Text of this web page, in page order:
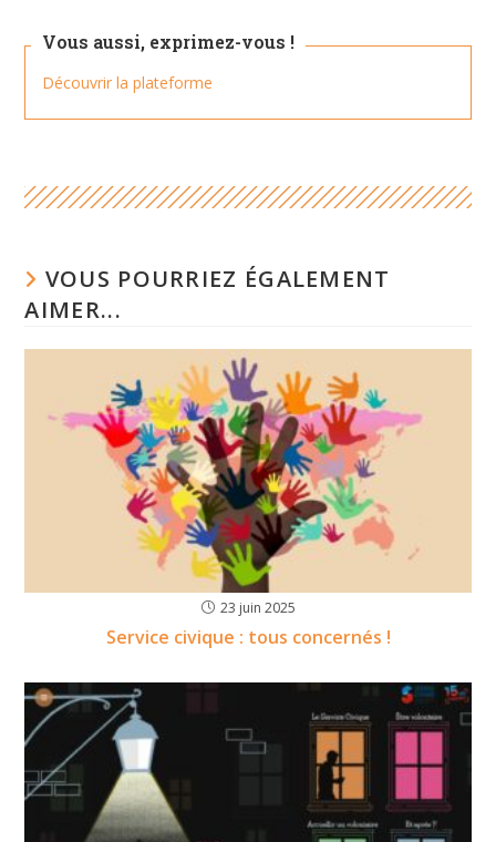
Vous aussi, exprimez-vous !
Découvrir la plateforme
VOUS POURRIEZ ÉGALEMENT
AIMER...
23 juin 2025
Service civique : tous concernés !